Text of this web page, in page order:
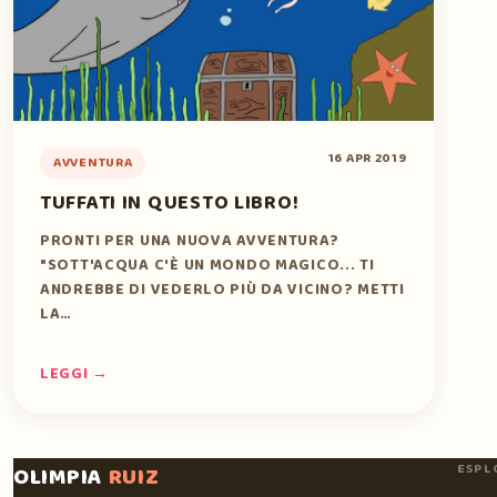
AVVENTURA 16 APR 2019
TUFFATI IN QUESTO LIBRO!
PRONTI PER UNA NUOVA AVVENTURA?
"SOTT'ACQUA C'È UN MONDO MAGICO... TI
ANDREBBE DI VEDERLO PIÙ DA VICINO? METTI
LA…
LEGGI →
OLIMPIA RUIZ